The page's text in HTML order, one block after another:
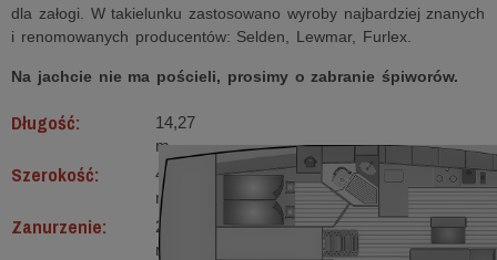
dla załogi. W takielunku zastosowano wyroby najbardziej znanych
i renomowanych producentów: Selden, Lewmar, Furlex.
Na jachcie nie ma pościeli, prosimy o zabranie śpiworów.
Długość:
14,27
m
Szerokość:
4,35
m
Zanurzenie:
2,1
m